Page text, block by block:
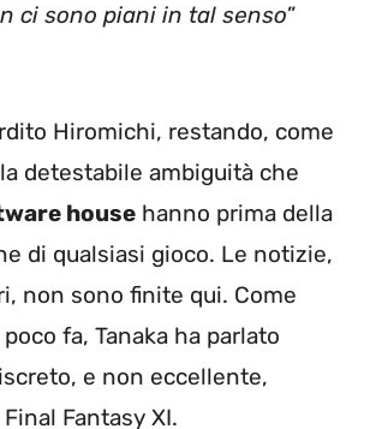
ci sono piani in tal senso”
Hiromichi, restando, come
detestabile ambiguità che
house hanno prima della
di qualsiasi gioco. Le notizie,
non sono finite qui. Come
fa, Tanaka ha parlato
e non eccellente,
Fantasy XI.